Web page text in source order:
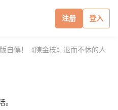
注册 登入
自傳！《陳金枝》退而不休的人
。